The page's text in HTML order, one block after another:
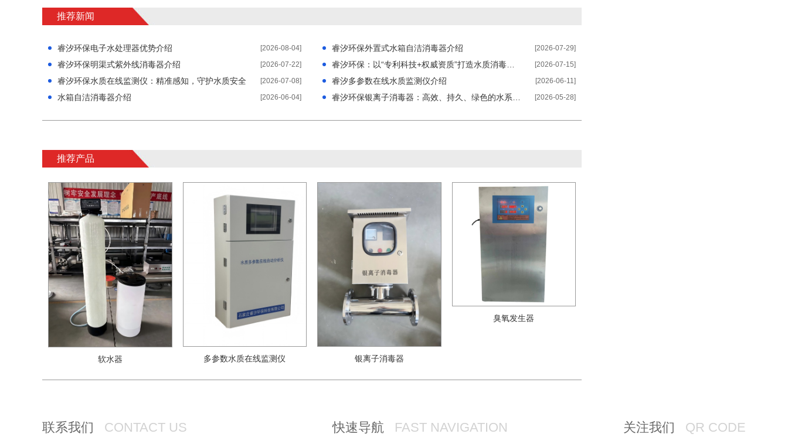
推荐新闻
睿汐环保电子水处理器优势介绍 [2026-08-04] 睿汐环保外置式水箱自洁消毒器介绍 [2026-07-29]
睿汐环保明渠式紫外线消毒器介绍 [2026-07-22] [2026-07-15]
睿汐环保水质在线监测仪：精准感知，守护水质安全 [2026-07-08] 睿汐多参数在线水质监测仪介绍 [2026-06-11]
水箱自洁消毒器介绍 [2026-06-04] [2026-05-28]
推荐产品
软水器 多参数水质在线监测仪 银离子消毒器
臭氧发生器
联系我们 CONTACT US 快速导航 FAST NAVIGATION 关注我们 QR CODE